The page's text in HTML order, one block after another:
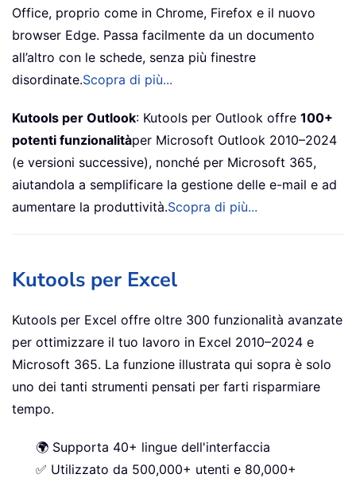
Office, proprio come in Chrome, Firefox e il nuovo
browser Edge. Passa facilmente da un documento
all’altro con le schede, senza più finestre
disordinate.Scopra di più...
Kutools per Outlook: Kutools per Outlook offre 100+
potenti funzionalitàper Microsoft Outlook 2010–2024
(e versioni successive), nonché per Microsoft 365,
aiutandola a semplificare la gestione delle e-mail e ad
aumentare la produttività.Scopra di più...
Kutools per Excel
Kutools per Excel offre oltre 300 funzionalità avanzate
per ottimizzare il tuo lavoro in Excel 2010–2024 e
Microsoft 365. La funzione illustrata qui sopra è solo
uno dei tanti strumenti pensati per farti risparmiare
tempo.
🌍 Supporta 40+ lingue dell'interfaccia
✅ Utilizzato da 500,000+ utenti e 80,000+